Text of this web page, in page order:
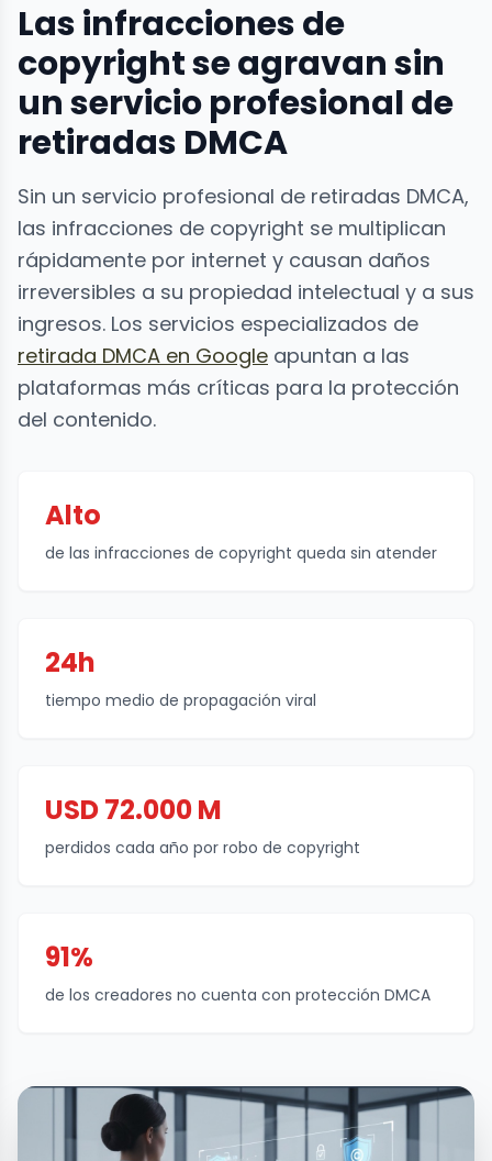
Las infracciones de
copyright se agravan sin
un servicio profesional de
retiradas DMCA
Sin un servicio profesional de retiradas DMCA,
las infracciones de copyright se multiplican
rápidamente por internet y causan daños
irreversibles a su propiedad intelectual y a sus
ingresos. Los servicios especializados de
retirada DMCA en Google apuntan a las
plataformas más críticas para la protección
del contenido.
Alto
de las infracciones de copyright queda sin atender
24h
tiempo medio de propagación viral
USD 72.000 M
perdidos cada año por robo de copyright
91%
de los creadores no cuenta con protección DMCA